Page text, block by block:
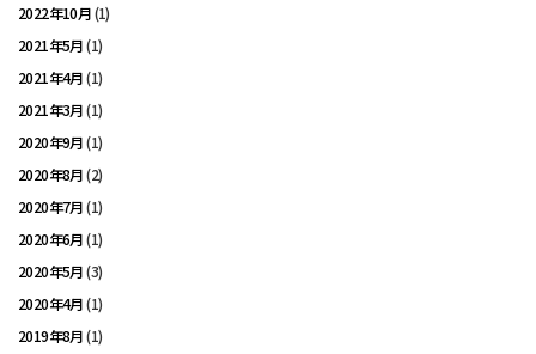
2022年10月(1)
2021年5月(1)
2021年4月(1)
2021年3月(1)
2020年9月(1)
2020年8月(2)
2020年7月(1)
2020年6月(1)
2020年5月(3)
2020年4月(1)
2019年8月(1)